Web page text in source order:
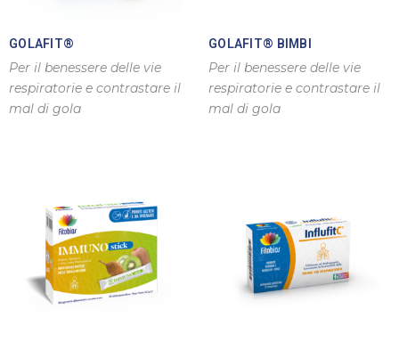
GOLAFIT®
Per il benessere delle vie
respiratorie e contrastare il
mal di gola
GOLAFIT® BIMBI
Per il benessere delle vie
respiratorie e contrastare il
mal di gola